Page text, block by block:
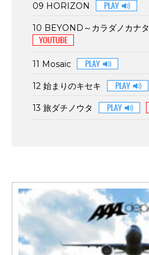
09 HORIZON
10 BEYOND～カラダノカナタ
11 Mosaic
12 始まりのキセキ
13 旅ダチノウタ